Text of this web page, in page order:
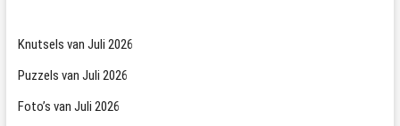
Knutsels van Juli 2026
Puzzels van Juli 2026
Foto’s van Juli 2026